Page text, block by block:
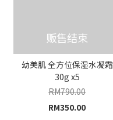
贩售结束
幼美肌 全方位保湿水凝霜
30g x5
RM790.00
RM350.00